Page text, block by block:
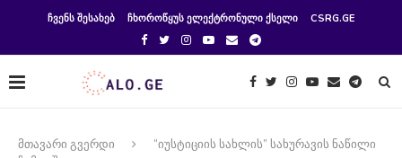
ᲩᲕᲔᲜᲡ ᲨᲔᲡᲐᲮᲔᲑ ᲩᲮᲝᲠᲝᲬᲧᲣᲡ ᲔᲚᲔᲥᲢᲠᲝᲜᲣᲚᲘ ᲥᲡᲔᲚᲘ CSRG.GE
მთავარი გვერდი
“იუსტიციის სახლის” სახურავის ნაწილი